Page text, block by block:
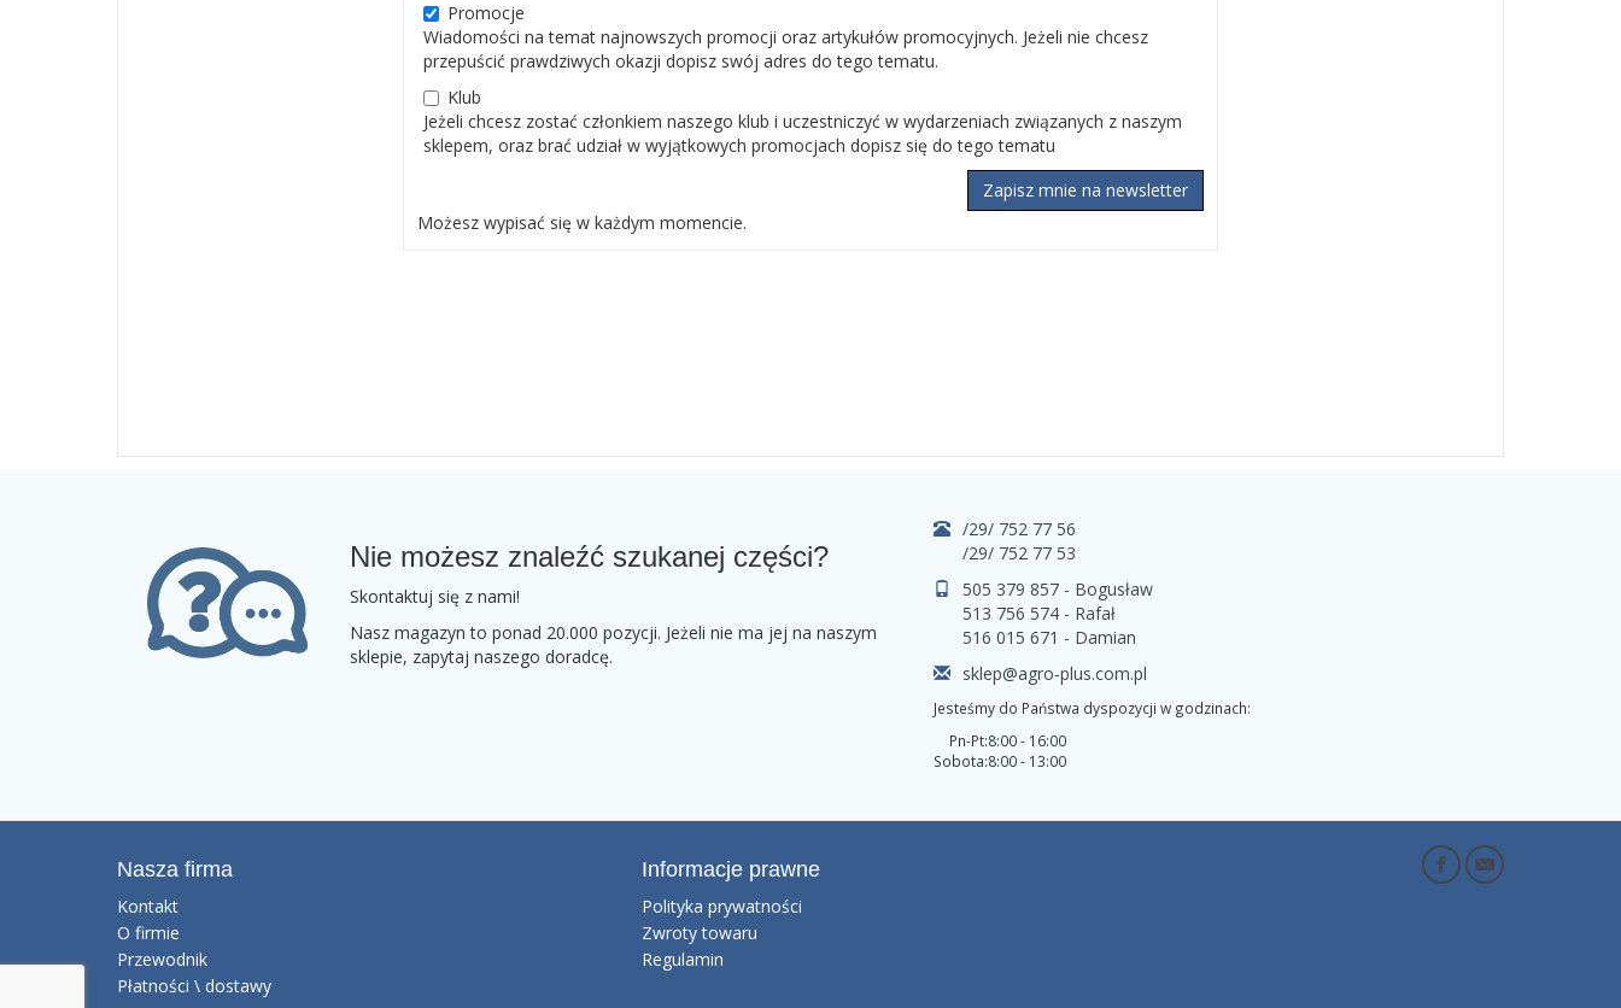
Promocje
Wiadomości na temat najnowszych promocji oraz artykułów promocyjnych. Jeżeli nie chcesz
przepuścić prawdziwych okazji dopisz swój adres do tego tematu.
Klub
Jeżeli chcesz zostać członkiem naszego klub i uczestniczyć w wydarzeniach związanych z naszym
sklepem, oraz brać udział w wyjątkowych promocjach dopisz się do tego tematu
Zapisz mnie na newsletter
Możesz wypisać się w każdym momencie.
Nie możesz znaleźć szukanej części?
Skontaktuj się z nami!
Nasz magazyn to ponad 20.000 pozycji. Jeżeli nie ma jej na naszym
sklepie, zapytaj naszego doradcę.
/29/ 752 77 56
/29/ 752 77 53
505 379 857 - Bogusław
513 756 574 - Rafał
516 015 671 - Damian
sklep@agro-plus.com.pl
Jesteśmy do Państwa dyspozycji w godzinach:
Pn-Pt:
Sobota:
8:00 - 16:00
8:00 - 13:00
Nasza firma
Kontakt
O firmie
Przewodnik
Płatności \ dostawy
Informacje prawne
Polityka prywatności
Zwroty towaru
Regulamin